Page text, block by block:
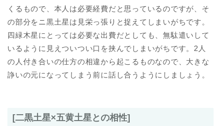
くるもので、本人は必要経費だと思っているのですが、そ
の部分をニ黒土星は見栄っ張りと捉えてしまいがちです。
四緑木星にとっては必要な出費だとしても、無駄遣いして
いるように見えついつい口を挟んでしまいがちです。2人
の人付き合いの仕方の相違から起こるものなので、大きな
諍いの元になってしまう前に話し合うようにしましょう。
[二黒土星×五黄土星との相性]